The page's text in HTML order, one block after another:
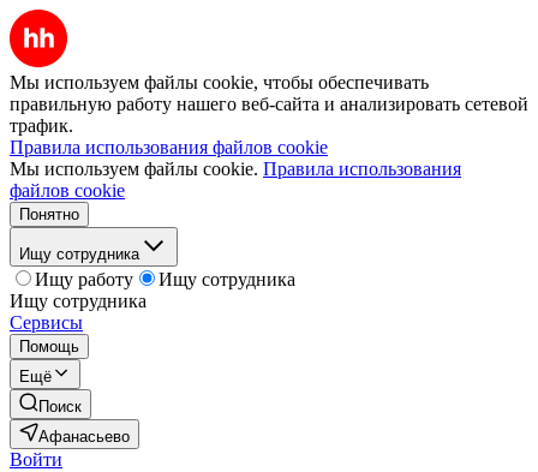
Мы используем файлы cookie, чтобы обеспечивать
правильную работу нашего веб-сайта и анализировать сетевой
трафик.
Правила использования файлов cookie
Мы используем файлы cookie. Правила использования
файлов cookie
Понятно
Ищу сотрудника
Ищу работу
Ищу сотрудника
Ищу сотрудника
Сервисы
Помощь
Ещё
Поиск
Афанасьево
Войти